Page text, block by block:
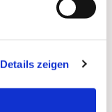
Details zeigen